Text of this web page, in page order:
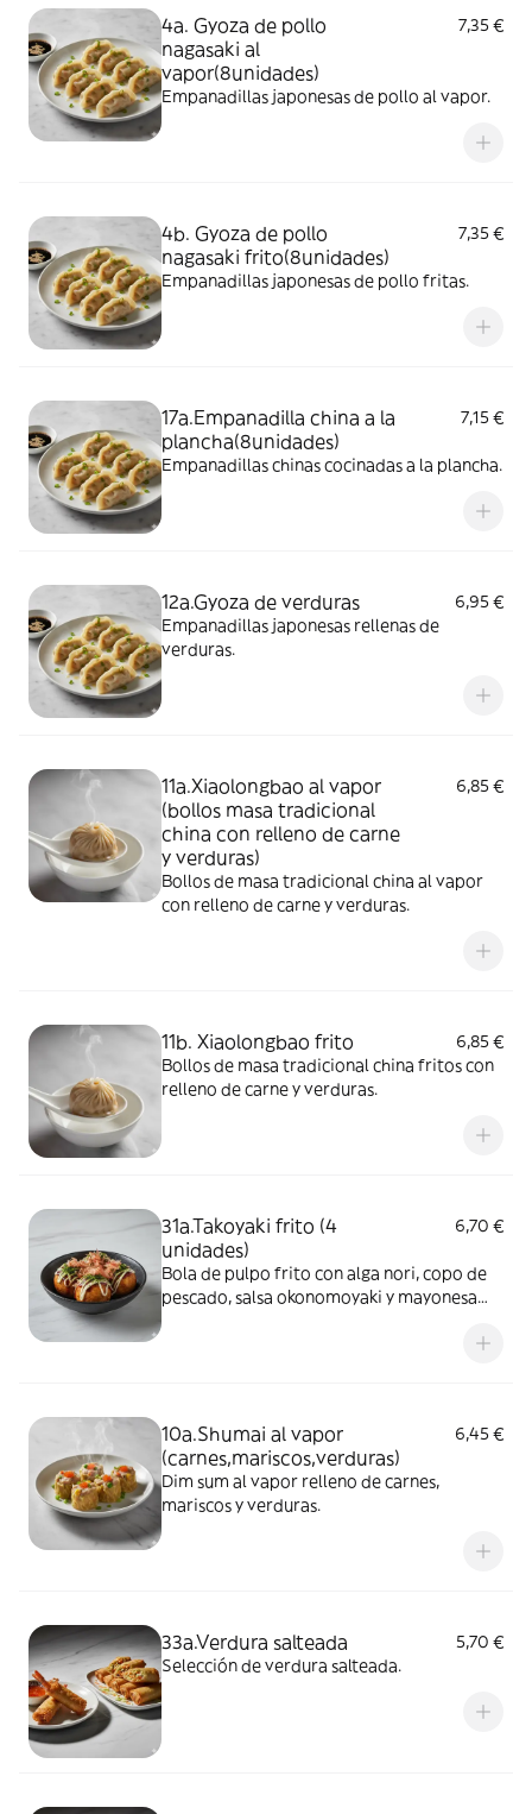
4a. Gyoza de pollo
nagasaki al
vapor(8unidades)
7,35 €
Empanadillas japonesas de pollo al vapor.
4b. Gyoza de pollo
nagasaki frito(8unidades)
7,35 €
Empanadillas japonesas de pollo fritas.
17a.Empanadilla china a la
plancha(8unidades)
7,15 €
Empanadillas chinas cocinadas a la plancha.
12a.Gyoza de verduras
6,95 €
Empanadillas japonesas rellenas de
verduras.
11a.Xiaolongbao al vapor
(bollos masa tradicional
china con relleno de carne
y verduras)
6,85 €
Bollos de masa tradicional china al vapor
con relleno de carne y verduras.
11b. Xiaolongbao frito
6,85 €
Bollos de masa tradicional china fritos con
relleno de carne y verduras.
31a.Takoyaki frito (4
unidades)
6,70 €
Bola de pulpo frito con alga nori, copo de
pescado, salsa okonomoyaki y mayonesa
10a.Shumai al vapor
(carnes,mariscos,verduras)
6,45 €
Dim sum al vapor relleno de carnes,
mariscos y verduras.
33a.Verdura salteada
5,70 €
Selección de verdura salteada.